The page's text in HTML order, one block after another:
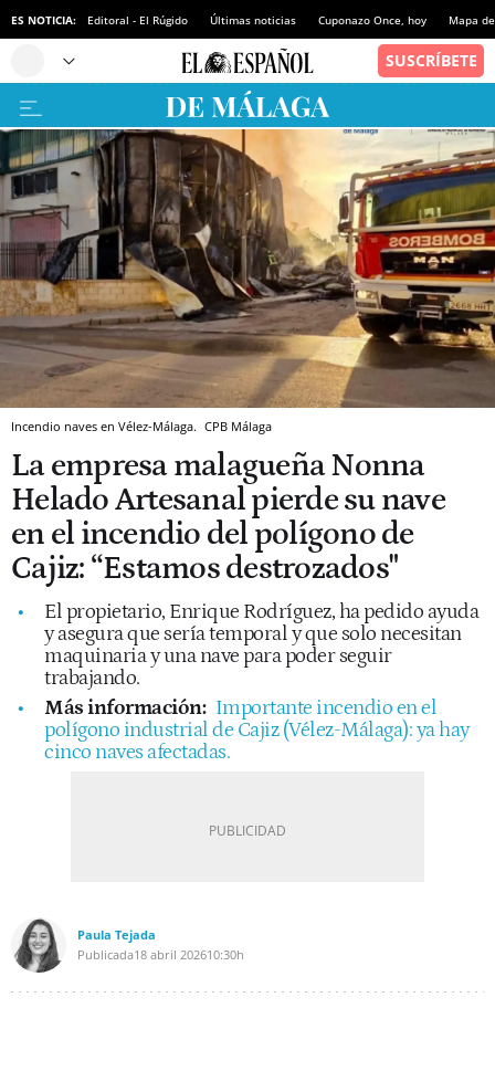
ES NOTICIA: Editoral - El Rúgido Últimas noticias Cuponazo Once, hoy Mapa
Incendio naves en Vélez-Málaga. CPB Málaga
La empresa malagueña Nonna
Helado Artesanal pierde su nave
en el incendio del polígono de
Cajiz: “Estamos destrozados"
El propietario, Enrique Rodríguez, ha pedido ayuda
y asegura que sería temporal y que solo necesitan
maquinaria y una nave para poder seguir
trabajando.
Más información: Importante incendio en el
polígono industrial de Cajiz (Vélez-Málaga): ya hay
cinco naves afectadas.
Paula Tejada
Publicada18 abril 202610:30h